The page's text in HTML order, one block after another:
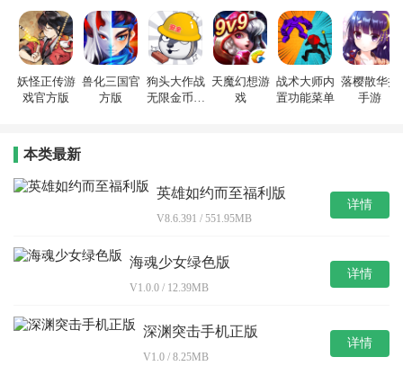
戏正版
妖怪正传游
戏官方版
兽化三国官
方版
狗头大作战
无限金币无
天魔幻想游
戏
战术大师内
置功能菜单
落樱散华抄
手游
本类最新
英雄如约而至福利版
V8.6.391 / 551.95MB
详情
海魂少女绿色版
V1.0.0 / 12.39MB
详情
深渊突击手机正版
V1.0 / 8.25MB
详情